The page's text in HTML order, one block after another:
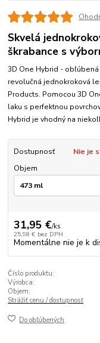
Skvelá
škrabance s
3D One Hybrid -
revolučná jednokroková
Products. Pomocou 3D
laku s perfektnou
Hybrid je vhodný na
Dostupnosť
Nie je
Objem
31,95 €/ks
25,98 € bez DPH
Momentálne nie je k
Číslo produktu:
Výrobca:
Objem:
Strážiť cenu / dostupnosť
Do obľúbených